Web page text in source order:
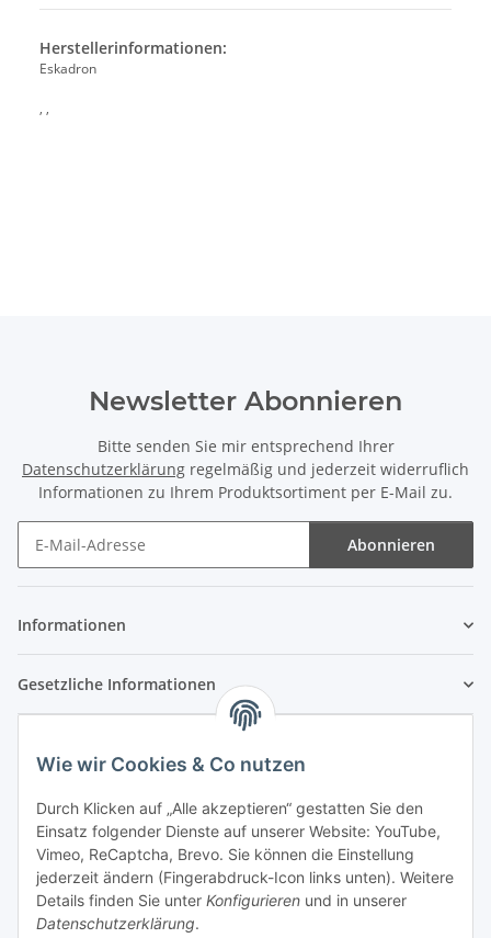
Wie wir Cookies & Co nutzen
Durch Klicken auf „Alle akzeptieren“ gestatten Sie den
Einsatz folgender Dienste auf unserer Website: YouTube,
Vimeo, ReCaptcha, Brevo. Sie können die Einstellung
jederzeit ändern (Fingerabdruck-Icon links unten). Weitere
Details finden Sie unter Konfigurieren und in unserer
Datenschutzerklärung.
Herstellerinformationen:
Eskadron
, ,
Newsletter Abonnieren
Bitte senden Sie mir entsprechend Ihrer
Datenschutzerklärung regelmäßig und jederzeit widerruflich
Informationen zu Ihrem Produktsortiment per E-Mail zu.
Abonnieren
Informationen
Gesetzliche Informationen